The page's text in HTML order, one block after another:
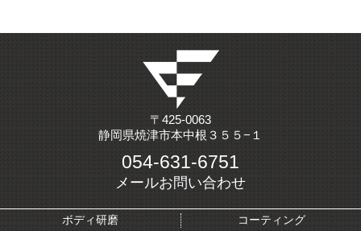
〒425-0063
静岡県焼津市本中根３５５−１
054-631-6751
メールお問い合わせ
ボディ研磨
コーティング